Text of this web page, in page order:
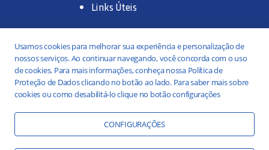
Links Úteis
Trabalhe na SANASA
Concurso Público
Estágio
Portal da Transparência
Práticas ESG
Usamos cookies para melhorar sua experiência e personalização de
nossos serviços. Ao continuar navegando, você concorda com o uso
de cookies. Para mais informações, conheça nossa Política de
Proteção de Dados clicando no botão ao lado. Para saber mais sobre
cookies ou como desabilitá-lo clique no botão configurações
CONFIGURAÇÕES